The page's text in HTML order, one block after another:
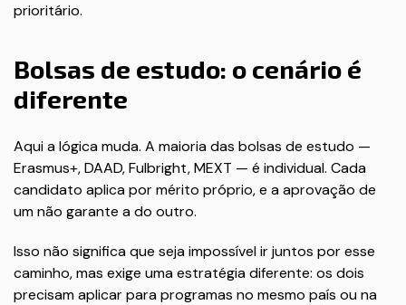
prioritário.
Bolsas de estudo: o cenário é
diferente
Aqui a lógica muda. A maioria das bolsas de estudo —
Erasmus+, DAAD, Fulbright, MEXT — é individual. Cada
candidato aplica por mérito próprio, e a aprovação de
um não garante a do outro.
Isso não significa que seja impossível ir juntos por esse
caminho, mas exige uma estratégia diferente: os dois
precisam aplicar para programas no mesmo país ou na